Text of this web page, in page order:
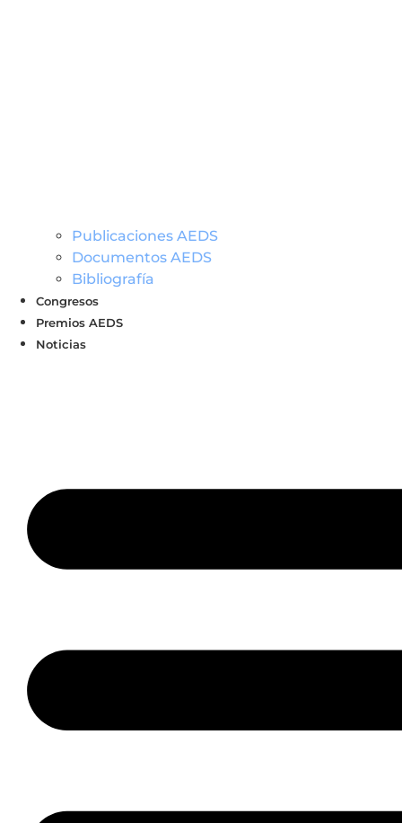
Publicaciones AEDS
Documentos AEDS
Bibliografía
Congresos
Premios AEDS
Noticias